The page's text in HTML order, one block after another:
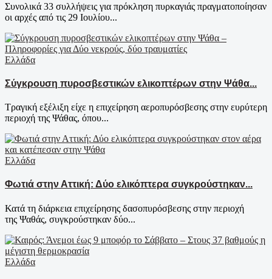
Συνολικά 33 συλλήψεις για πρόκληση πυρκαγιάς πραγματοποίησαν
οι αρχές από τις 29 Ιουλίου...
Ελλάδα
Σύγκρουση πυροσβεστικών ελικοπτέρων στην Ψάθα...
Τραγική εξέλιξη είχε η επιχείρηση αεροπυρόσβεσης στην ευρύτερη
περιοχή της Ψάθας, όπου...
Ελλάδα
Φωτιά στην Αττική: Δύο ελικόπτερα συγκρούστηκαν...
Κατά τη διάρκεια επιχείρησης δασοπυρόσβεσης στην περιοχή
της Ψαθάς, συγκρούστηκαν δύο...
Ελλάδα